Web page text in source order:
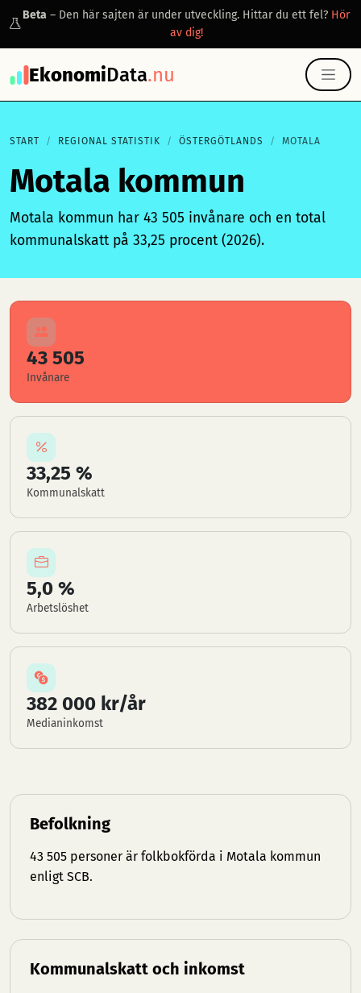
Beta – Den här sajten är under utveckling. Hittar du ett fel? Hör
av dig!
EkonomiData.nu
START REGIONAL STATISTIK ÖSTERGÖTLANDS MOTALA
Motala kommun
Motala kommun har 43 505 invånare och en total
kommunalskatt på 33,25 procent (2026).
43 505
Invånare
33,25 %
Kommunalskatt
5,0 %
Arbetslöshet
382 000 kr/år
Medianinkomst
Befolkning
43 505 personer är folkbokförda i Motala kommun
enligt SCB.
Kommunalskatt och inkomst